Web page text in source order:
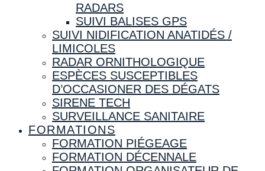
RADARS
SUIVI BALISES GPS
SUIVI NIDIFICATION ANATIDÉS /
LIMICOLES
RADAR ORNITHOLOGIQUE
ESPÈCES SUSCEPTIBLES
D’OCCASIONER DES DÉGATS
SIRENE TECH
SURVEILLANCE SANITAIRE
FORMATIONS
FORMATION PIÉGEAGE
FORMATION DÉCENNALE